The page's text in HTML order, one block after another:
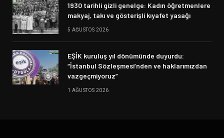
1930 tarihli gizli genelge: Kadın öğretmenlere
makyaj, takı ve gösterişli kıyafet yasağı
5 AĞUSTOS 2026
EŞİK kuruluş yıl dönümünde duyurdu:
“İstanbul Sözleşmesi’nden ve haklarımızdan
vazgeçmiyoruz”
1 AĞUSTOS 2026